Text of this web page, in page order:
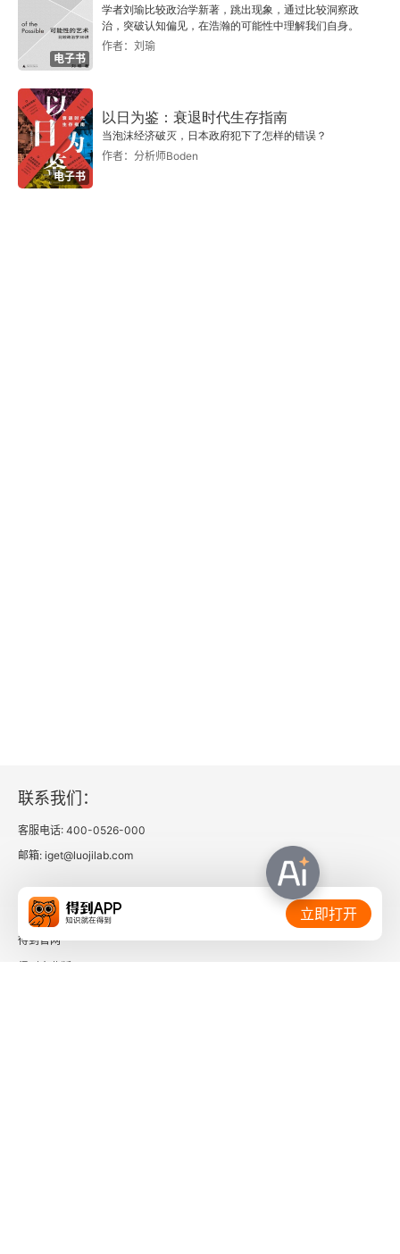
权威
第七章 实践
所要考虑的要素与条件
领袖与老板
形成中的势力均衡：战争危机
革命的过程
常用参考文献
电子书
学者刘瑜比较政治学新著，跳出现象，通过比较洞察政
治，突破认知偏见，在浩瀚的可能性中理解我们自身。
作者：刘瑜
电子书
以日为鉴：衰退时代生存指南
当泡沫经济破灭，日本政府犯下了怎样的错误？
作者：分析师Boden
联系我们：
客服电话: 400-0526-000
邮箱: iget@luojilab.com
相关链接：
得到官网
立即打开